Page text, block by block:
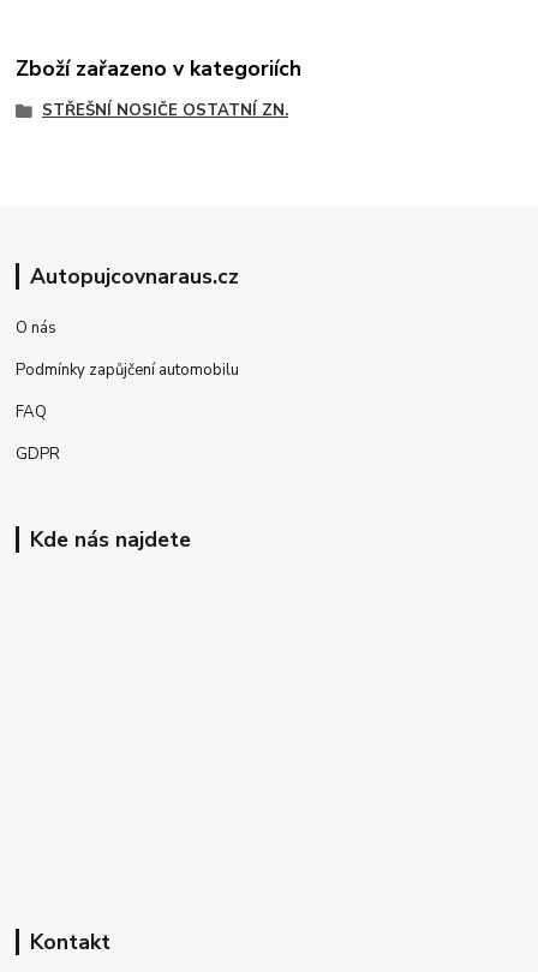
Zboží zařazeno v kategoriích
STŘEŠNÍ NOSIČE OSTATNÍ ZN.
Autopujcovnaraus.cz
O nás
Podmínky zapůjčení automobilu
FAQ
GDPR
Kde nás najdete
Kontakt